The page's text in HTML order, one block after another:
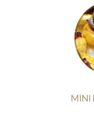
MINI